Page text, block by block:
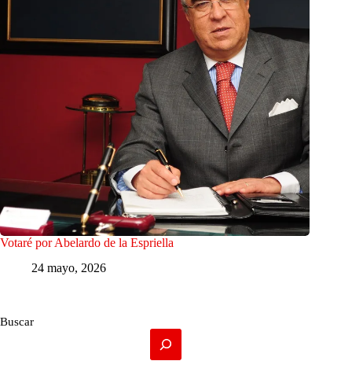
Votaré por Abelardo de la Espriella
24 mayo, 2026
Buscar